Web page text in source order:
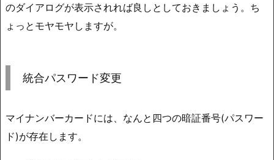
のダイアログが表示されれば良しとしておきましょう。ち
ょっとモヤモヤしますが。
統合パスワード変更
マイナンバーカードには、なんと四つの暗証番号(パスワー
ド)が存在します。